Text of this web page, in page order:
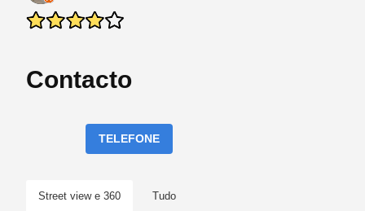
Contacto
TELEFONE
Street view e 360 Tudo